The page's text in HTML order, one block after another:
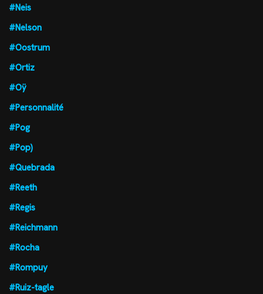
#Neis
#Nelson
#Oostrum
#Ortiz
#Oÿ
#Personnalité
#Pog
#Pop)
#Quebrada
#Reeth
#Regis
#Reichmann
#Rocha
#Rompuy
#Ruiz-tagle